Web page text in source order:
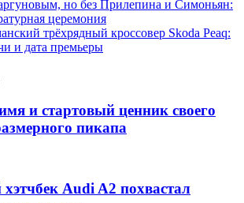
но без Прилепина и Симоньян:
церемония
трёхрядный кроссовер Skoda Peaq:
и дата премьеры
и стартовый ценник своего
пикапа
Audi A2 похвастал